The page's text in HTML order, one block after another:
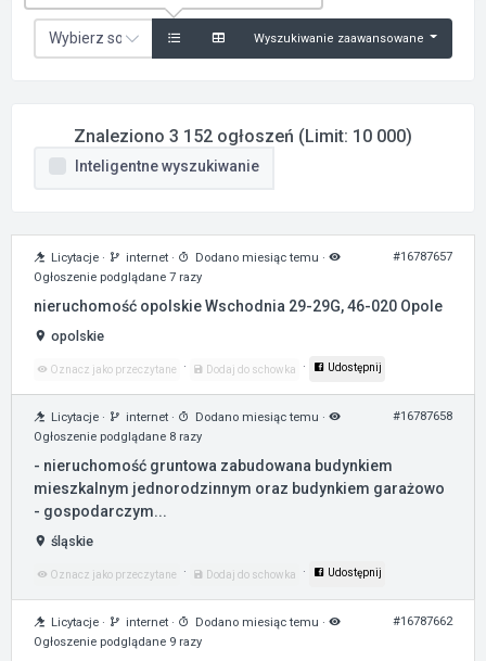
Wyszukiwanie zaawansowane
Znaleziono 3 152 ogłoszeń (Limit: 10 000)
Inteligentne wyszukiwanie
Licytacje · internet · Dodano miesiąc temu ·
Ogłoszenie podglądane 7 razy
#16787657
nieruchomość opolskie Wschodnia 29-29G, 46-020 Opole
opolskie
Oznacz jako przeczytane · Dodaj do schowka · Udostępnij
Licytacje · internet · Dodano miesiąc temu ·
Ogłoszenie podglądane 8 razy
#16787658
- nieruchomość gruntowa zabudowana budynkiem
mieszkalnym jednorodzinnym oraz budynkiem garażowo
- gospodarczym...
śląskie
Oznacz jako przeczytane · Dodaj do schowka · Udostępnij
Licytacje · internet · Dodano miesiąc temu ·
Ogłoszenie podglądane 9 razy
#16787662